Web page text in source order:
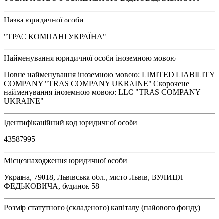
Назва юридичної особи
"ТРАС КОМПАНІ УКРАЇНА"
Найменування юридичної особи іноземною мовою
Повне найменування іноземною мовою: LIMITED LIABILITY
COMPANY "TRAS COMPANY UKRAINE" Скорочене
найменування іноземною мовою: LLC "TRAS COMPANY
UKRAINE"
Ідентифікаційний код юридичної особи
43587995
Місцезнаходження юридичної особи
Україна, 79018, Львівська обл., місто Львів, ВУЛИЦЯ
ФЕДЬКОВИЧА, будинок 58
Розмір статутного (складеного) капіталу (пайового фонду)